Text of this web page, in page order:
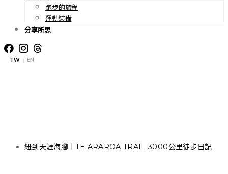
跑步的旅程
運動裝備
分享所思
TW | EN
紐到天涯海腳｜TE ARAROA TRAIL 3000公里徒步日記